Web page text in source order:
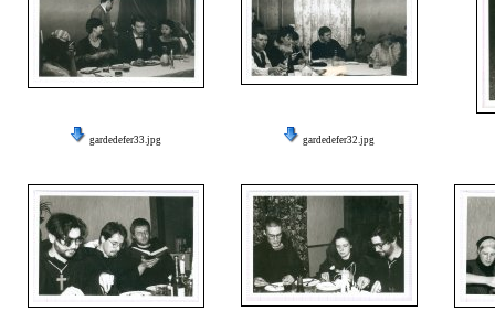
gardedefer33.jpg gardedefer32.jpg